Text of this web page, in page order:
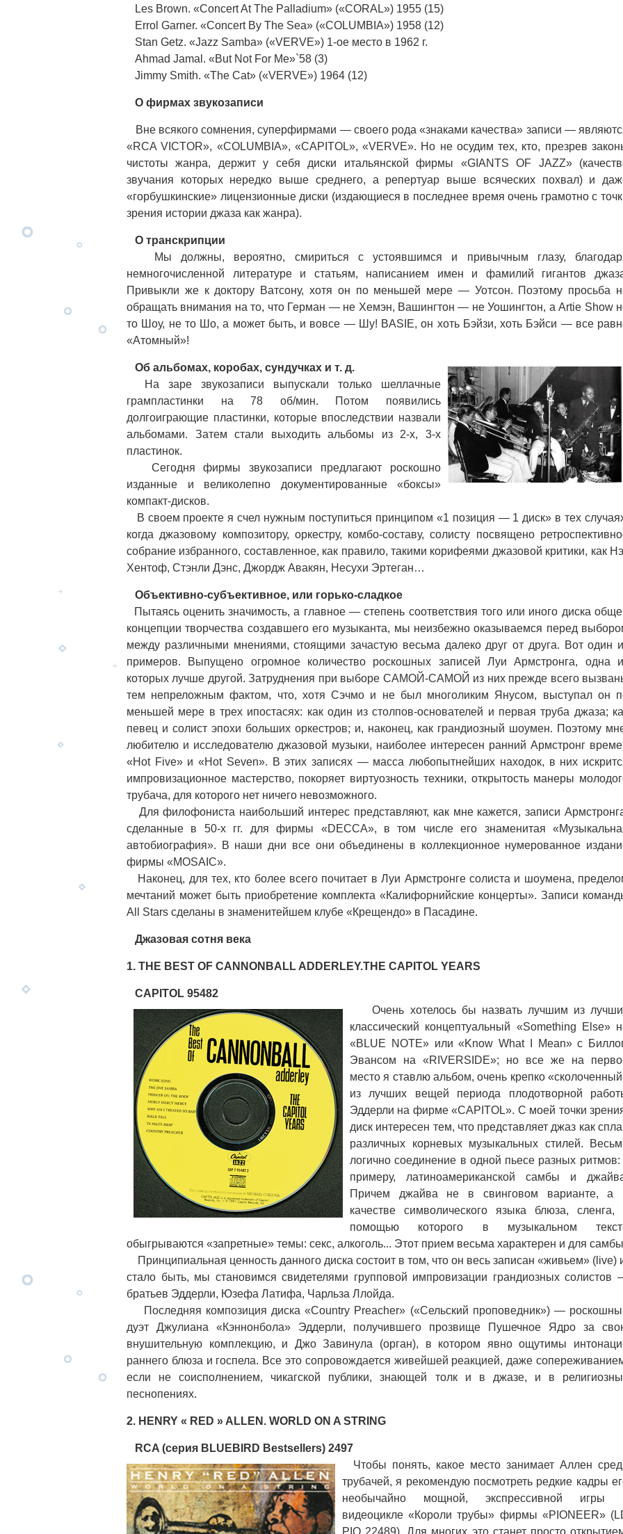
Les Brown. «Concert At The Palladium» («CORAL») 1955 (15)
Errol Garner. «Concert By The Sea» («COLUMBIA») 1958 (12)
Stan Getz. «Jazz Samba» («VERVE») 1-ое место в 1962 г.
Ahmad Jamal. «But Not For Me»`58 (3)
Jimmy Smith. «The Cat» («VERVE») 1964 (12)
О фирмах звукозаписи
Вне всякого сомнения, суперфирмами — своего рода «знаками качества» записи —
«RCA VICTOR», «COLUMBIA», «CAPITOL», «VERVE». Но не осудим тех, кто, презрев
чистоты жанра, держит у себя диски итальянской фирмы «GIANTS OF JAZZ»
звучания которых нередко выше среднего, а репертуар выше всяческих похвал) и
«горбушкинские» лицензионные диски (издающиеся в последнее время очень грамотно с
зрения истории джаза как жанра).
О транскрипции
Мы должны, вероятно, смириться с устоявшимся и привычным глазу,
немногочисленной литературе и статьям, написанием имен и фамилий гигантов
Привыкли же к доктору Ватсону, хотя он по меньшей мере — Уотсон. Поэтому просьба
обращать внимания на то, что Герман — не Хемэн, Вашингтон — не Уошингтон, а Artie Show
то Шоу, не то Шо, а может быть, и вовсе — Шу! BASIE, он хоть Бэйзи, хоть Бэйси — все
«Aтомный»!
Об альбомах, коробах, сундучках и т. д.
На заре звукозаписи выпускали только шеллачные
грампластинки на 78 об/мин. Потом появились
долгоиграющие пластинки, которые впоследствии назвали
альбомами. Затем стали выходить альбомы из 2-х, 3-х
пластинок.
Сегодня фирмы звукозаписи предлагают роскошно
изданные и великолепно документированные «боксы»
компакт-дисков.
В своем проекте я счел нужным поступиться принципом «1 позиция — 1 диск» в тех
когда джазовому композитору, оркестру, комбо-составу, солисту посвящено
собрание избранного, составленное, как правило, такими корифеями джазовой критики, как
Хентоф, Стэнли Дэнс, Джордж Авакян, Несухи Эртеган…
Объективно-субъективное, или горько-сладкое
Пытаясь оценить значимость, а главное — степень соответствия того или иного диска
концепции творчества создавшего его музыканта, мы неизбежно оказываемся перед
между различными мнениями, стоящими зачастую весьма далеко друг от друга. Вот один
примеров. Выпущено огромное количество роскошных записей Луи Армстронга, одна
которых лучше другой. Затруднения при выборе САМОЙ-САМОЙ из них прежде всего
тем непреложным фактом, что, хотя Сэчмо и не был многоликим Янусом, выступал он
меньшей мере в трех ипостасях: как один из столпов-основателей и первая труба джаза;
певец и солист эпохи больших оркестров; и, наконец, как грандиозный шоумен. Поэтому
любителю и исследователю джазовой музыки, наиболее интересен ранний Армстронг
«Hot Five» и «Hot Seven». В этих записях — масса любопытнейших находок, в них
импровизационное мастерство, покоряет виртуозность техники, открытость манеры
трубача, для которого нет ничего невозможного.
Для филофониста наибольший интерес представляют, как мне кажется, записи
сделанные в 50-х гг. для фирмы «DECCA», в том числе его знаменитая
автобиография». В наши дни все они объединены в коллекционное нумерованное
фирмы «MOSAIC».
Наконец, для тех, кто более всего почитает в Луи Армстронге солиста и шоумена,
мечтаний может быть приобретение комплекта «Калифорнийские концерты». Записи
All Stars сделаны в знаменитейшем клубе «Крещендо» в Пасадине.
Джазовая сотня века
1. THE BEST OF CANNONBALL ADDERLEY.THE CAPITOL YEARS
CAPITOL 95482
Очень хотелось бы назвать лучшим из
классический концептуальный «Something Else»
«BLUE NOTE» или «Know What I Mean» c
Эвансом на «RIVERSIDE»; но все же на
место я ставлю альбом, очень крепко
из лучших вещей периода плодотворной
Эддерли на фирме «CAPITOL». С моей точки
диск интересен тем, что представляет джаз как
различных корневых музыкальных стилей.
логично соединение в одной пьесе разных ритмов:
примеру, латиноамериканской самбы и
Причем джайва не в свинговом варианте, а
качестве символического языка блюза, сленга,
помощью которого в музыкальном
обыгрываются «запретные» темы: секс, алкоголь... Этот прием весьма характерен и для
Принципиальная ценность данного диска состоит в том, что он весь записан «живьем» (live)
стало быть, мы становимся свидетелями групповой импровизации грандиозных солистов
братьев Эддерли, Юзефа Латифа, Чарльза Ллойда.
Последняя композиция диска «Country Preacher» («Сельский проповедник») —
дуэт Джулиана «Кэннонбола» Эддерли, получившего прозвище Пушечное Ядро за
внушительную комплекцию, и Джо Завинула (орган), в котором явно ощутимы
раннего блюза и госпела. Все это сопровождается живейшей реакцией, даже
если не соисполнением, чикагской публики, знающей толк и в джазе, и в
песнопениях.
2. HENRY « RED » ALLEN. WORLD ON A STRING
RCA (серия BLUEBIRD Bestsellers) 2497
Чтобы понять, какое место занимает Аллен
трубачей, я рекомендую посмотреть редкие кадры
необычайно мощной, экспрессивной игры
видеоцикле «Короли трубы» фирмы «PIONEER»
PIO 22489). Для многих это станет просто